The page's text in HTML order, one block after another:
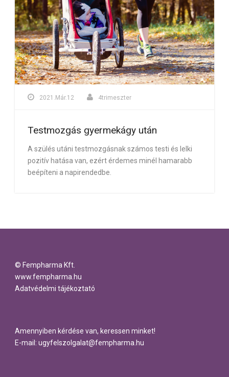
2021.Már.12 4trimeszter
Testmozgás gyermekágy után
A szülés utáni testmozgásnak számos testi és lelki
pozitív hatása van, ezért érdemes minél hamarabb
beépíteni a napirendedbe.
© Fempharma Kft.
www.fempharma.hu
Adatvédelmi tájékoztató
Amennyiben kérdése van, keressen minket!
E-mail: ugyfelszolgalat@fempharma.hu